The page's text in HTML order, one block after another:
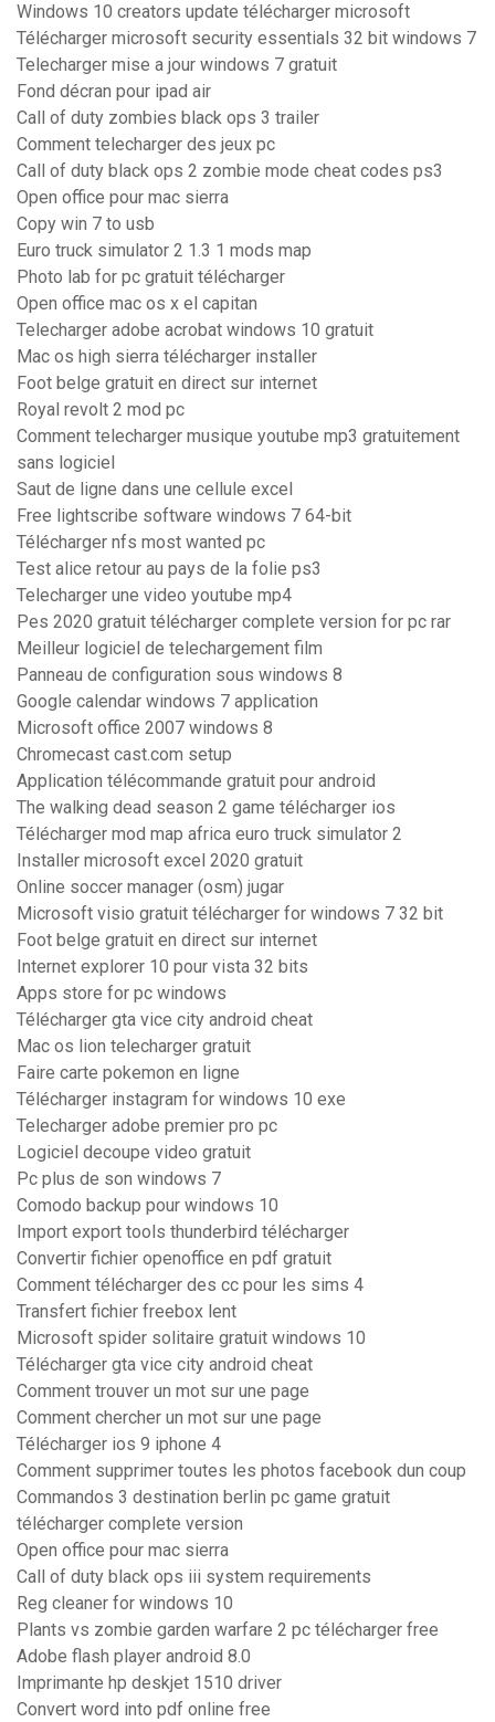
Windows 10 creators update télécharger microsoft
Télécharger microsoft security essentials 32 bit windows 7
Telecharger mise a jour windows 7 gratuit
Fond décran pour ipad air
Call of duty zombies black ops 3 trailer
Comment telecharger des jeux pc
Call of duty black ops 2 zombie mode cheat codes ps3
Open office pour mac sierra
Copy win 7 to usb
Euro truck simulator 2 1.3 1 mods map
Photo lab for pc gratuit télécharger
Open office mac os x el capitan
Telecharger adobe acrobat windows 10 gratuit
Mac os high sierra télécharger installer
Foot belge gratuit en direct sur internet
Royal revolt 2 mod pc
Comment telecharger musique youtube mp3 gratuitement
sans logiciel
Saut de ligne dans une cellule excel
Free lightscribe software windows 7 64-bit
Télécharger nfs most wanted pc
Test alice retour au pays de la folie ps3
Telecharger une video youtube mp4
Pes 2020 gratuit télécharger complete version for pc rar
Meilleur logiciel de telechargement film
Panneau de configuration sous windows 8
Google calendar windows 7 application
Microsoft office 2007 windows 8
Chromecast cast.com setup
Application télécommande gratuit pour android
The walking dead season 2 game télécharger ios
Télécharger mod map africa euro truck simulator 2
Installer microsoft excel 2020 gratuit
Online soccer manager (osm) jugar
Microsoft visio gratuit télécharger for windows 7 32 bit
Foot belge gratuit en direct sur internet
Internet explorer 10 pour vista 32 bits
Apps store for pc windows
Télécharger gta vice city android cheat
Mac os lion telecharger gratuit
Faire carte pokemon en ligne
Télécharger instagram for windows 10 exe
Telecharger adobe premier pro pc
Logiciel decoupe video gratuit
Pc plus de son windows 7
Comodo backup pour windows 10
Import export tools thunderbird télécharger
Convertir fichier openoffice en pdf gratuit
Comment télécharger des cc pour les sims 4
Transfert fichier freebox lent
Microsoft spider solitaire gratuit windows 10
Télécharger gta vice city android cheat
Comment trouver un mot sur une page
Comment chercher un mot sur une page
Télécharger ios 9 iphone 4
Comment supprimer toutes les photos facebook dun coup
Commandos 3 destination berlin pc game gratuit
télécharger complete version
Open office pour mac sierra
Call of duty black ops iii system requirements
Reg cleaner for windows 10
Plants vs zombie garden warfare 2 pc télécharger free
Adobe flash player android 8.0
Imprimante hp deskjet 1510 driver
Convert word into pdf online free